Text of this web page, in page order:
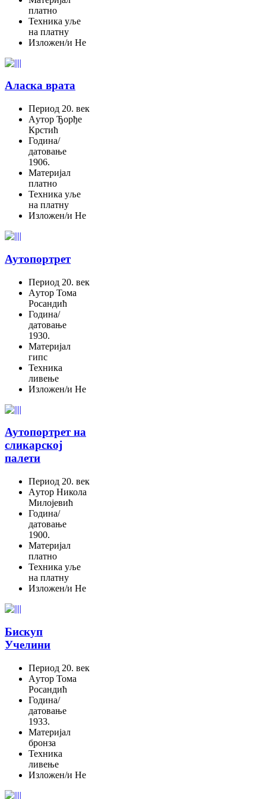
платно
Техника уље
на платну
Изложен/и Не
Аласка врата
Период 20. век
Aутор Ђорђе
Крстић
Година/
датовање
1906.
Материјал
платно
Техника уље
на платну
Изложен/и Не
Аутопортрет
Период 20. век
Aутор Тома
Росандић
Година/
датовање
1930.
Материјал
гипс
Техника
ливење
Изложен/и Не
Аутопортрет на
сликарској
палети
Период 20. век
Aутор Никола
Милојевић
Година/
датовање
1900.
Материјал
платно
Техника уље
на платну
Изложен/и Не
Бискуп
Учелини
Период 20. век
Aутор Тома
Росандић
Година/
датовање
1933.
Материјал
бронза
Техника
ливење
Изложен/и Не